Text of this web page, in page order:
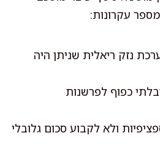
עקרונות:
נזק ריאלית שניתן היה
כפוף לפרשנות
ולא לקבוע סכום גלובלי